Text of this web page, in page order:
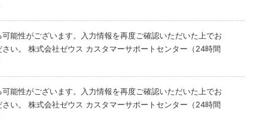
能性がございます。入力情報を再度ご確認いただいた上でお
い。 株式会社ゼウス カスタマーサポートセンター（24時間
能性がございます。入力情報を再度ご確認いただいた上でお
い。 株式会社ゼウス カスタマーサポートセンター（24時間